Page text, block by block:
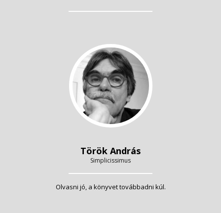
Török András
Simplicissimus
Olvasni jó, a könyvet továbbadni kúl.